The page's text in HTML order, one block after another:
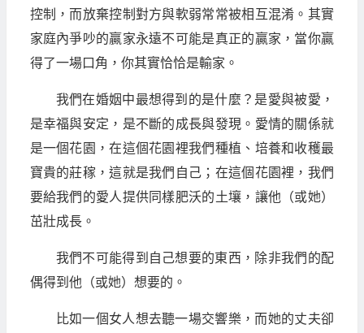
控制，而放棄控制對方與軟弱常常被相互混淆。其實
家庭內爭吵的贏家永遠不可能是真正的贏家，當你贏
得了一場口角，你其實恰恰是輸家。
我們在婚姻中最想得到的是什麼？是愛與被愛，
是幸福與安定，是不斷的成長與發現。愛情的關係就
是一個花園，在這個花園裡我們種植、培養和收穫最
寶貴的莊稼，這就是我們自己；在這個花園裡，我們
要給我們的愛人提供同樣肥沃的土壤，讓他（或她）
茁壯成長。
我們不可能得到自己想要的東西，除非我們的配
偶得到他（或她）想要的。
比如一個女人想去聽一場交響樂，而她的丈夫卻